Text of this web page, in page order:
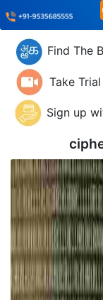
Find The
Take
Sign up